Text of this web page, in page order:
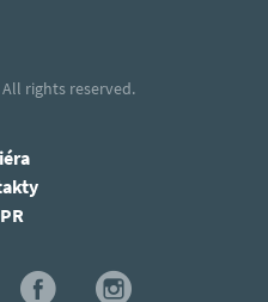
rights reserved.